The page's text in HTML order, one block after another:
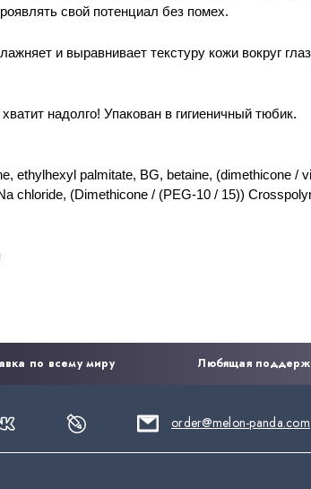
свой потенциал без помех.
и выравнивает текстуру кожи вокруг глаз
надолго! Упакован в гигиеничный тюбик.
, ethylhexyl palmitate, BG, betaine, (dimethicone /
chloride, (Dimethicone / (PEG-10 / 15))
по всему миру Любящая
order@melon-panda.com